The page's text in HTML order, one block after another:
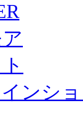
ンシ